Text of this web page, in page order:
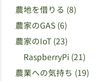
農地を借りる (8)
農家のGAS (6)
農家のIoT (23)
RaspberryPi (21)
農業への気持ち (19)